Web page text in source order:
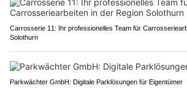
Carrosserie 11: Ihr professionelles Team für
Solothurn
Parkwächter GmbH: Digitale Parklösungen für Eigentümer